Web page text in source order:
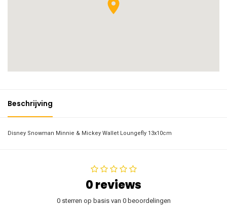
Beschrijving
Disney Snowman Minnie & Mickey Wallet Loungefly 13x10cm
0 reviews
0 sterren op basis van 0 beoordelingen